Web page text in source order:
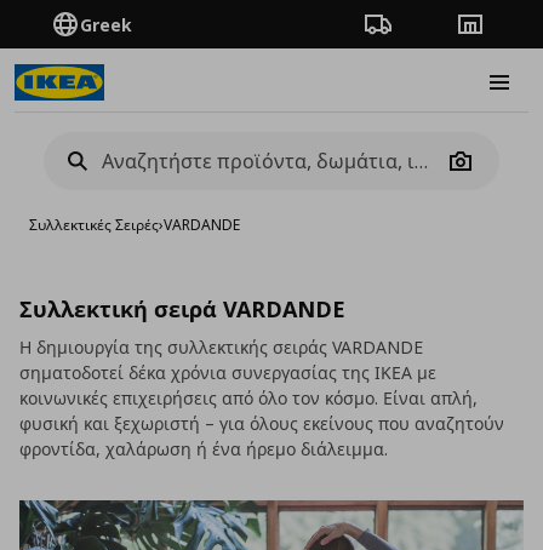
Greek Πορεία παραγγελίας
Camera
Συλλεκτικές Σειρές›VARDANDE
Συλλεκτική σειρά VARDANDE
Η δημιουργία της συλλεκτικής σειράς VARDANDE
σηματοδοτεί δέκα χρόνια συνεργασίας της ΙΚΕΑ με
κοινωνικές επιχειρήσεις από όλο τον κόσμο. Είναι απλή,
φυσική και ξεχωριστή – για όλους εκείνους που αναζητούν
φροντίδα, χαλάρωση ή ένα ήρεμο διάλειμμα.